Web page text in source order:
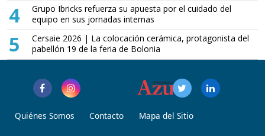
4
Grupo Ibricks refuerza su apuesta por el cuidado del
equipo en sus jornadas internas
5
Cersaie 2026 | La colocación cerámica, protagonista del
pabellón 19 de la feria de Bolonia
Quiénes Somos Contacto Mapa del Sitio